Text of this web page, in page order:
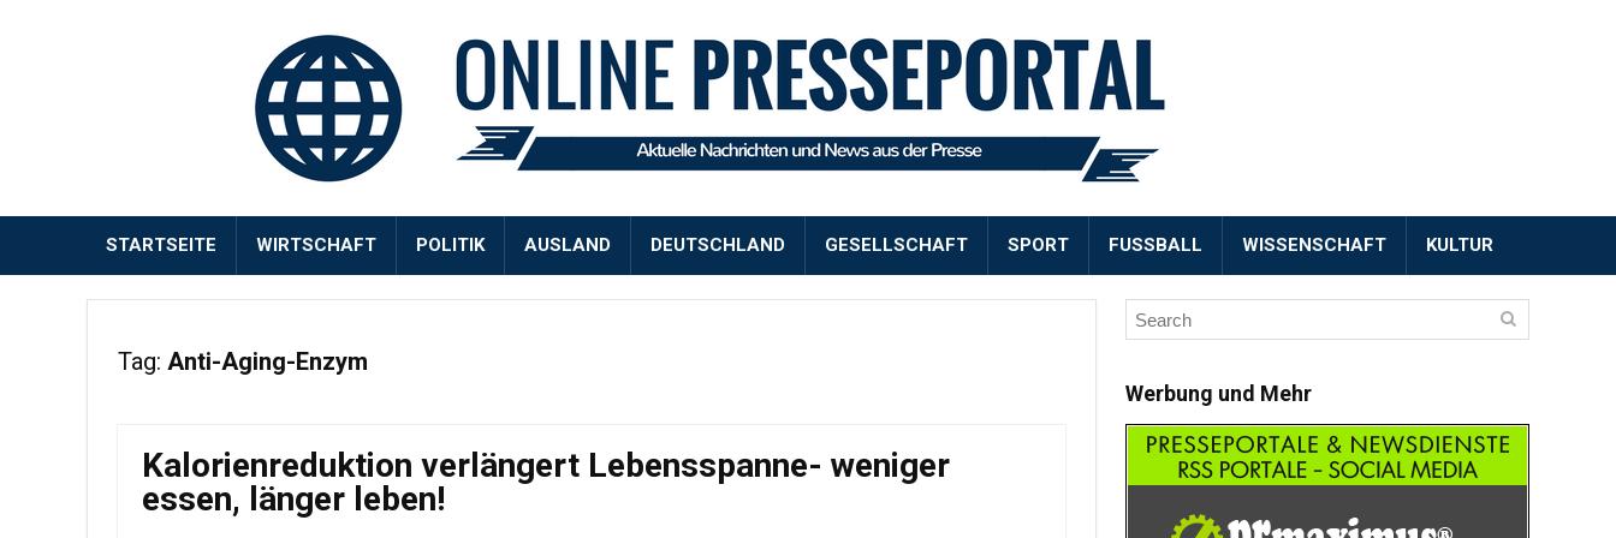
STARTSEITE WIRTSCHAFT POLITIK AUSLAND DEUTSCHLAND GESELLSCHAFT SPORT FUSSBALL WISSENSCHAFT KULTUR
Tag: Anti-Aging-Enzym
Kalorienreduktion verlängert Lebensspanne- weniger
essen, länger leben!
Werbung und Mehr